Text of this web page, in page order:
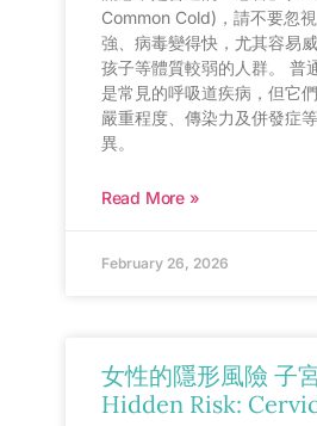
Common Cold)，請不要忽
強、病毒變得快，尤其容易
孩子等體質較弱的人群。 普
是常見的呼吸道疾病，但它
嚴重程度、傳染力及併發症
異。
Read More »
February 26, 2026
女性的隱形風險 子
Hidden Risk: